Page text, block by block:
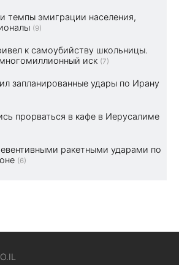
темпы эмиграции населения,
(9)
к самоубийству школьницы.
иск (7)
запланированные удары по Ирану
прорваться в кафе в Иерусалиме
ракетными ударами по
(6)